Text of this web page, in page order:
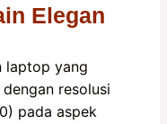
Elegan
laptop yang
resolusi
pada aspek